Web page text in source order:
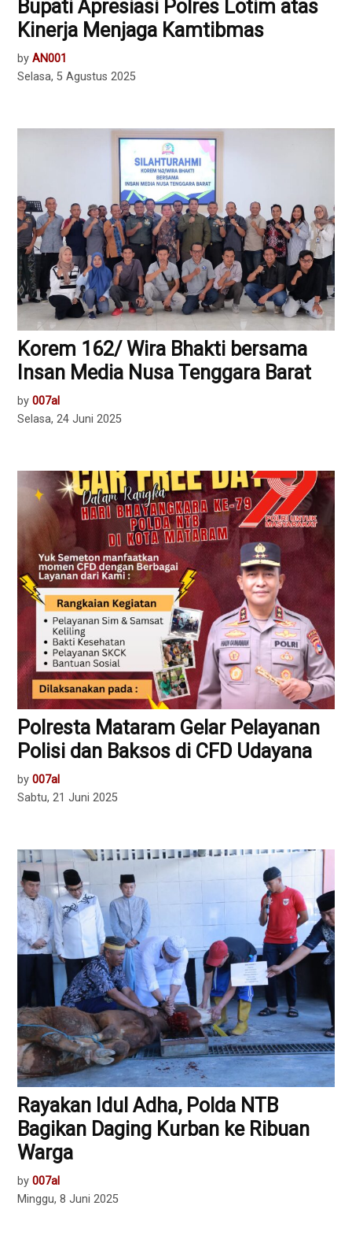
Bupati Apresiasi Polres Lotim atas
Kinerja Menjaga Kamtibmas
by AN001
Selasa, 5 Agustus 2025
Korem 162/ Wira Bhakti bersama
Insan Media Nusa Tenggara Barat
by 007al
Selasa, 24 Juni 2025
Polresta Mataram Gelar Pelayanan
Polisi dan Baksos di CFD Udayana
by 007al
Sabtu, 21 Juni 2025
Rayakan Idul Adha, Polda NTB
Bagikan Daging Kurban ke Ribuan
Warga
by 007al
Minggu, 8 Juni 2025